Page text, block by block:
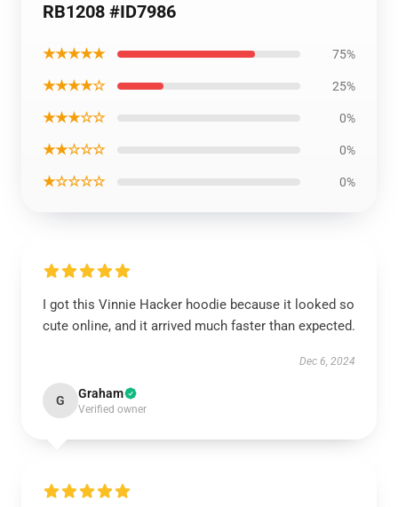
RB1208 #ID7986
★★★★★ 75%
★★★★☆ 25%
★★★☆☆ 0%
★★☆☆☆ 0%
★☆☆☆☆ 0%
I got this Vinnie Hacker hoodie because it looked so
cute online, and it arrived much faster than expected.
Dec 6, 2024
G Graham
Verified owner